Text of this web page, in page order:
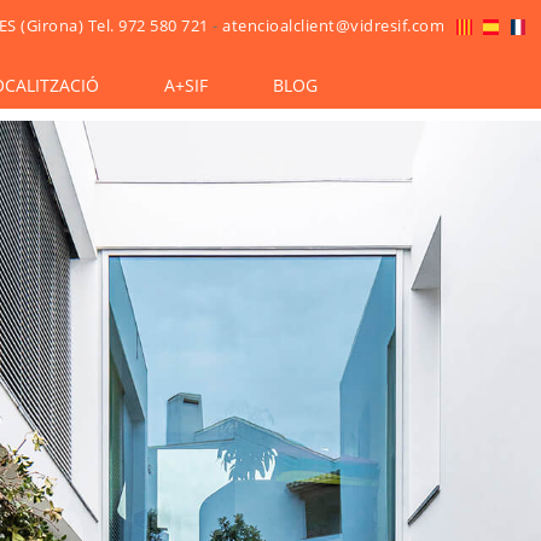
(Girona) Tel. 972 580 721 -atencioalclient@vidresif.com
A+SIF BLOG